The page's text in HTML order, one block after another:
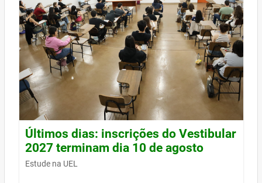
Últimos dias: inscrições do Vestibular
2027 terminam dia 10 de agosto
Estude na UEL